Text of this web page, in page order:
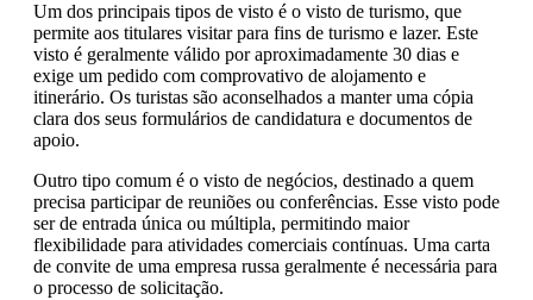
Um dos principais tipos de visto é o visto de turismo, que
permite aos titulares visitar para fins de turismo e lazer. Este
visto é geralmente válido por aproximadamente 30 dias e
exige um pedido com comprovativo de alojamento e
itinerário. Os turistas são aconselhados a manter uma cópia
clara dos seus formulários de candidatura e documentos de
apoio.
Outro tipo comum é o visto de negócios, destinado a quem
precisa participar de reuniões ou conferências. Esse visto pode
ser de entrada única ou múltipla, permitindo maior
flexibilidade para atividades comerciais contínuas. Uma carta
de convite de uma empresa russa geralmente é necessária para
o processo de solicitação.